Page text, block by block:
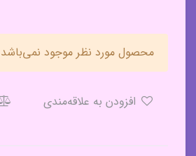
محصول مورد نظر موجود